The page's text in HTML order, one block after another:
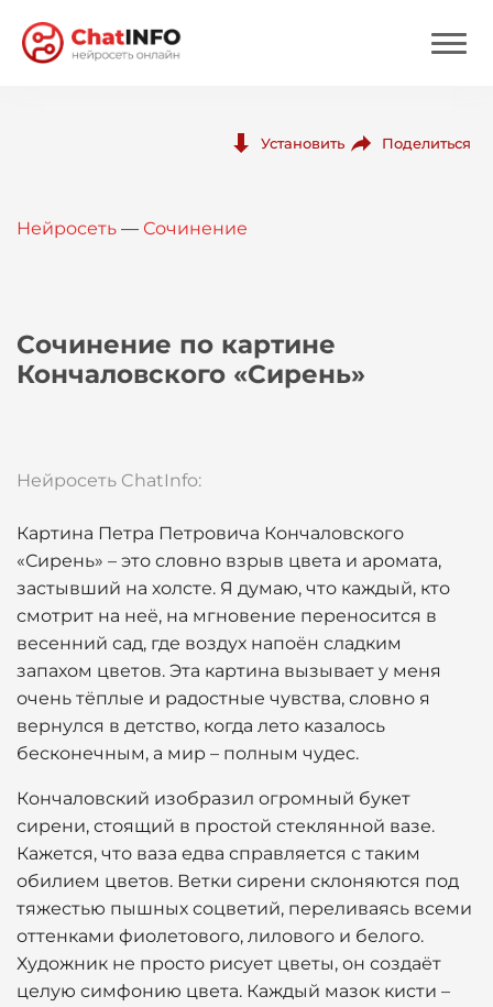
Вход
Установить Поделиться
Нейросеть — Сочинение
Сочинение по картине
Кончаловского «Сирень»
Нейросеть ChatInfo:
Картина Петра Петровича Кончаловского
«Сирень» – это словно взрыв цвета и аромата,
застывший на холсте. Я думаю, что каждый, кто
смотрит на неё, на мгновение переносится в
весенний сад, где воздух напоён сладким
запахом цветов. Эта картина вызывает у меня
очень тёплые и радостные чувства, словно я
вернулся в детство, когда лето казалось
бесконечным, а мир – полным чудес.
Кончаловский изобразил огромный букет
сирени, стоящий в простой стеклянной вазе.
Кажется, что ваза едва справляется с таким
обилием цветов. Ветки сирени склоняются под
тяжестью пышных соцветий, переливаясь всеми
оттенками фиолетового, лилового и белого.
Художник не просто рисует цветы, он создаёт
целую симфонию цвета. Каждый мазок кисти –